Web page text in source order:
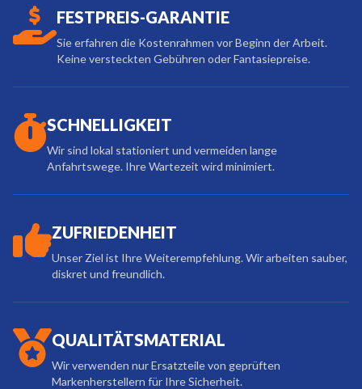
FESTPREIS-GARANTIE
Sie erfahren die Kostenrahmen vor Beginn der Arbeit.
Keine versteckten Gebühren oder Fantasiepreise.
SCHNELLIGKEIT
Wir sind lokal stationiert und vermeiden lange
Anfahrtswege. Ihre Wartezeit wird minimiert.
ZUFRIEDENHEIT
Unser Ziel ist Ihre Weiterempfehlung. Wir arbeiten sauber,
diskret und freundlich.
QUALITÄTSMATERIAL
Wir verwenden nur Ersatzteile von geprüften
Markenherstellern für Ihre Sicherheit.